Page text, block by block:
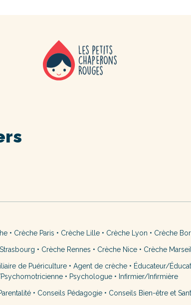
• Crèche Paris • Crèche Lille • Crèche Lyon • Crèche
• Crèche Rennes • Crèche Nice• Crèche
de Puériculture• Agent de crèche• Éducateur/
• Psychologue• Infirmier/Infirmière
• Conseils Pédagogie • Conseils Bien-être et